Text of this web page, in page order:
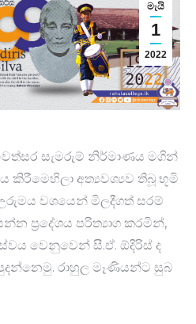
මැයි
1
2022
සැමරුම් නිර්මාණය මගින්
කිරීමෙහිලා අත්‍යවශ්‍යව තිබූ භූමි
වශයෙන් මිලදීගත් සරම්
ප්‍රදේශය පරිත්‍යාග කරමින්,
වෙනුවෙන් සී.ඒ. ඕදිරිස් ද
රාහුල මෑණියන්ට සුබ